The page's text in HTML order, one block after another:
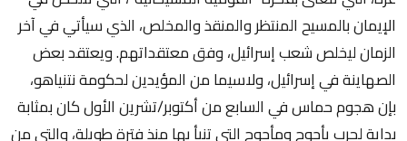
الإيمان بالمسيح المنتظر والمنقذ والمخلص، الذي سيأتي في آخر
الزمان ليخلص شعب إسرائيل، وفق معتقداتهم. ويعتقد بعض
الصهاينة في إسرائيل، ولاسيما من المؤيدين لحكومة نتنياهو،
بإن هجوم حماس في السابع من أكتوبر/تشرين الأول كان بمثابة
بداية لحرب يأجوج ومأجوج التي تنبأ بها منذ فترة طويلة، والتي من